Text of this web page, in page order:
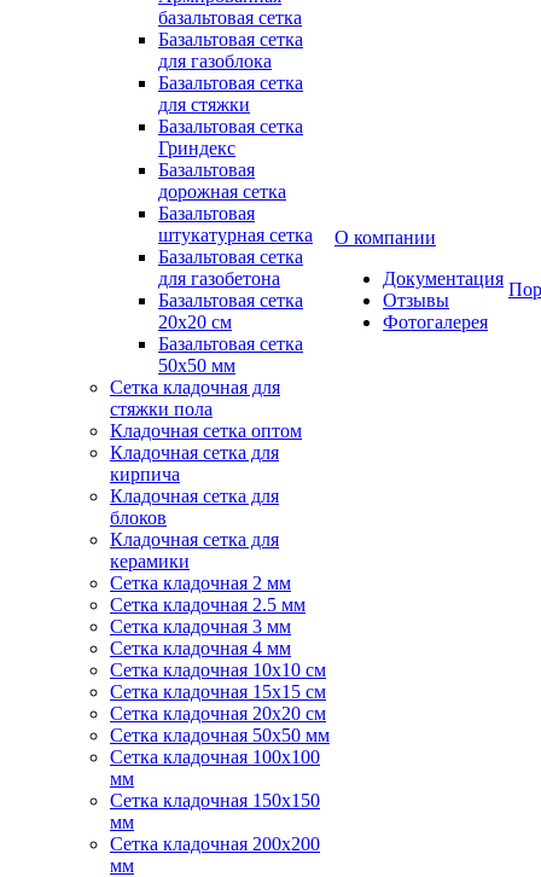
базальтовая сетка
Базальтовая сетка
для газоблока
Базальтовая сетка
для стяжки
Базальтовая сетка
Гриндекс
Базальтовая
дорожная сетка
Базальтовая
штукатурная сетка
Базальтовая сетка
для газобетона
Базальтовая сетка
20x20 см
Базальтовая сетка
50x50 мм
Сетка кладочная для
стяжки пола
Кладочная сетка оптом
Кладочная сетка для
кирпича
Кладочная сетка для
блоков
Кладочная сетка для
керамики
Сетка кладочная 2 мм
Сетка кладочная 2.5 мм
Сетка кладочная 3 мм
Сетка кладочная 4 мм
Сетка кладочная 10x10 см
Сетка кладочная 15x15 см
Сетка кладочная 20x20 см
Сетка кладочная 50x50 мм
Сетка кладочная 100x100
мм
Сетка кладочная 150x150
мм
Сетка кладочная 200x200
мм
О компании
Документация
Отзывы
Фотогалерея